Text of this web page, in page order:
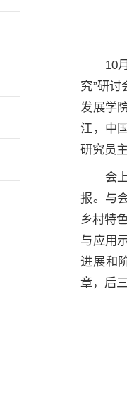
10
究”研
发展学
江，中
研究员
会
报。与
乡村特
与应用
进展和
章，后